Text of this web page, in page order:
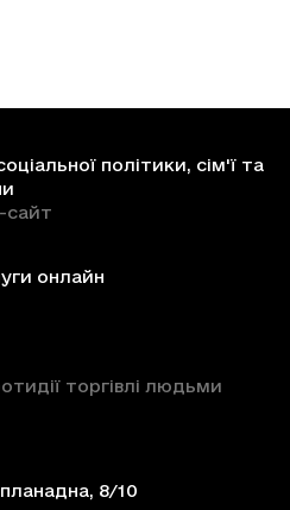
політики, сім'ї та
сайт
онлайн
торгівлі людьми
8/10